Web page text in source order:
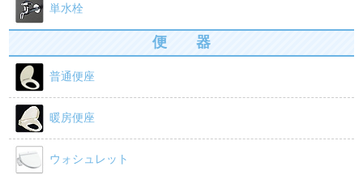
単水栓
便 器
普通便座
暖房便座
ウォシュレット